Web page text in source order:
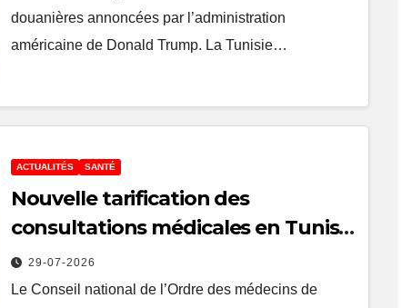
douanières annoncées par l’administration
américaine de Donald Trump. La Tunisie…
ACTUALITÉS SANTÉ
Nouvelle tarification des
consultations médicales en Tunisie
: les nouveaux prix des médecins
du secteur privé
29-07-2026
Le Conseil national de l’Ordre des médecins de